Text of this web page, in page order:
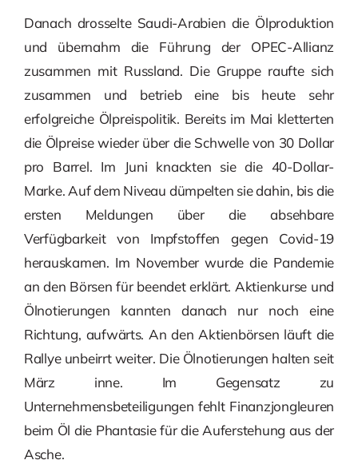
Danach drosselte Saudi-Arabien die Ölproduktion
und übernahm die Führung der OPEC-Allianz
zusammen mit Russland. Die Gruppe raufte sich
zusammen und betrieb eine bis heute sehr
erfolgreiche Ölpreispolitik. Bereits im Mai kletterten
die Ölpreise wieder über die Schwelle von 30 Dollar
pro Barrel. Im Juni knackten sie die 40-Dollar-
Marke. Auf dem Niveau dümpelten sie dahin, bis die
ersten Meldungen über die absehbare
Verfügbarkeit von Impfstoffen gegen Covid-19
herauskamen. Im November wurde die Pandemie
an den Börsen für beendet erklärt. Aktienkurse und
Ölnotierungen kannten danach nur noch eine
Richtung, aufwärts. An den Aktienbörsen läuft die
Rallye unbeirrt weiter. Die Ölnotierungen halten seit
März inne. Im Gegensatz zu
Unternehmensbeteiligungen fehlt Finanzjongleuren
beim Öl die Phantasie für die Auferstehung aus der
Asche.